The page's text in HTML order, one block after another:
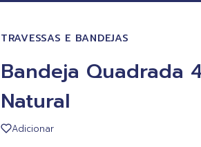
TRAVESSAS E BANDEJAS
Bandeja Quadrada
Natural
Adicionar